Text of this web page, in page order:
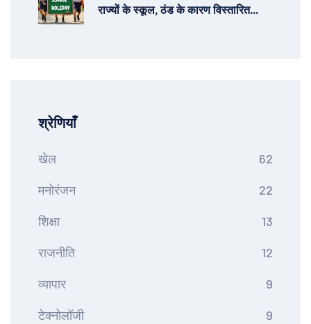
राज्यों के स्कूल, ठंड के कारण विस्तारित
श्रेणियाँ
खेल 62
मनोरंजन 22
शिक्षा 13
राजनीति 12
व्यापार 9
टेक्नोलॉजी 9